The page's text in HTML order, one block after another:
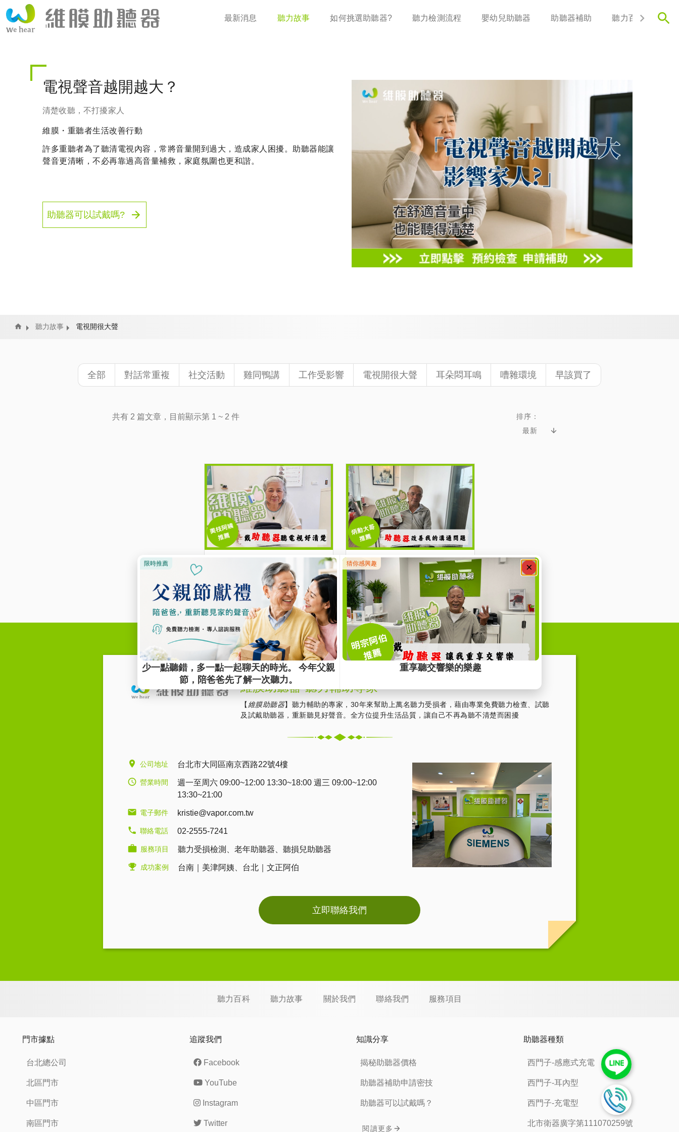
至
最新消息 聽力故事 如何挑選助聽器? 聽力檢測流程 嬰幼兒助聽器 助聽器補助 聽力百科 聯
電視聲音越開越大？
清楚收聽，不打擾家人
維膜・重聽者生活改善行動
許多重聽者為了聽清電視內容，常將音量開到過大，造成家人困擾。助聽器能讓
聲音更清晰，不必再靠過高音量補救，家庭氛圍也更和諧。
助聽器可以試戴嗎?
Home 聽力故事 電視開很大聲
全部 對話常重複 社交活動 雞同鴨講 工作受影響 電視開很大聲 耳朵悶耳鳴 嘈雜環境 早該買了
共有 2 篇文章，目前顯示第 1 ~ 2 件 排序：
美枝阿姨 炳勳大哥
維膜助聽器-聽力輔助專家
【 維膜助聽器】聽力輔助的專家，30年來幫助上萬名聽力受損者，藉由專業免費聽力檢查、試聽
及試戴助聽器，重新聽見好聲音。全方位提升生活品質，讓自己不再為聽不清楚而困擾
公司地址 台北市大同區南京西路22號4樓
營業時間
週一至周六 09:00~12:00 13:30~18:00 週三 09:00~12:00
13:30~21:00
電子郵件 kristie@vapor.com.tw
聯絡電話 02-2555-7241
服務項目 聽力受損檢測 老年助聽器 聽損兒助聽器
成功案例 台南｜美津阿姨 台北｜文正阿伯
立即聯絡我們
聽力百科 聽力故事 關於我們 聯絡我們 服務項目
門市據點
台北總公司
北區門市
中區門市
南區門市
追蹤我們
Facebook
YouTube
Instagram
Twitter
知識分享
揭秘助聽器價格
助聽器補助申請密技
助聽器可以試戴嗎？
閱讀更多
助聽器種類
西門子-感應式充電
西門子-耳內型
西門子-充電型
北市衛器廣字第111070259號